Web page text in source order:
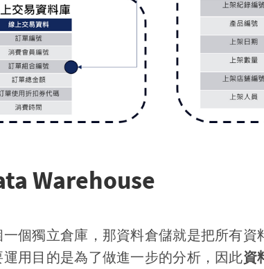
Warehouse
個獨立倉庫，那資料倉儲就是把所有資
用目的是為了做進一步的分析，因此資